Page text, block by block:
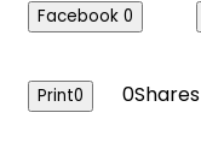
Facebook 0
Print0 0Shares